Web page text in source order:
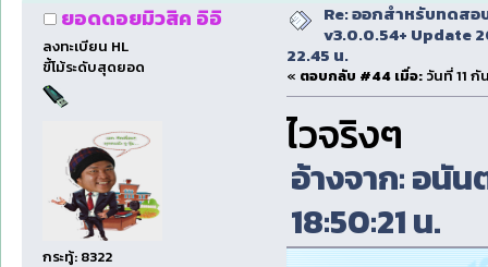
ยอดดอยมิวสิค อิอิ
ลงทะเบียน HL
ขี้โม้ระดับสุดยอด
กระทู้: 8322
Re: ออกสำหรับทดสอ
v3.0.0.54+ Update
22.45 น.
« ตอบกลับ #44 เมื่อ: วันที่ 11
ไวจริงๆ
อ้างจาก: อนั
18:50:21 น.